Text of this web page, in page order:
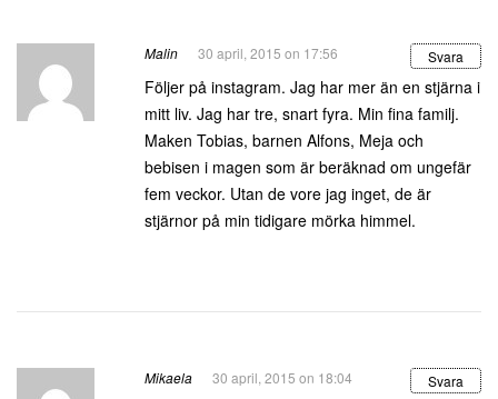
Malin 30 april, 2015 on 17:56 Svara
Följer på instagram. Jag har mer än en stjärna i
mitt liv. Jag har tre, snart fyra. Min fina familj.
Maken Tobias, barnen Alfons, Meja och
bebisen i magen som är beräknad om ungefär
fem veckor. Utan de vore jag inget, de är
stjärnor på min tidigare mörka himmel.
Mikaela 30 april, 2015 on 18:04 Svara